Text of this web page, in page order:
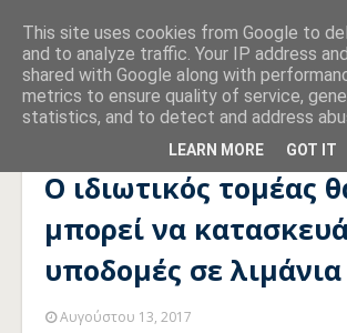
Αρχική σελίδα ΥΠΟΥΡΓΕΙΟ ΝΑΥΤΙΛΙΑΣ Ο
μπορεί να κατασκευάζει υποδομές σε λιμάνια
Ο ιδιωτικός τομέας
μπορεί να
υποδομές σε λιμάνια
Αυγούστου 13, 2017
This site uses cookies from Google to
and to analyze traffic. Your IP address
shared with Google along with
metrics to ensure quality of service,
statistics, and to detect and address
LEARN MORE GOT IT